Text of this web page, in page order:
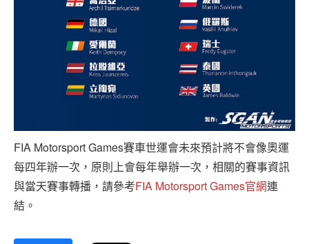
FIA Motorsport Games賽車世運會未來預計將不會像奧運
每四年辦一次，原則上會每年舉辦一次，相關的賽事資訊
與當天賽事轉播，請參考FIA Motorsport Games官網連
結。